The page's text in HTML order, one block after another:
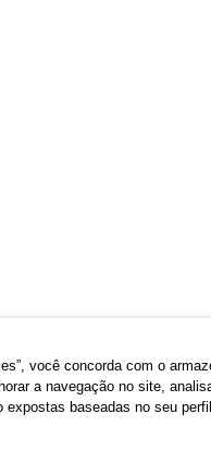
você concorda com o
a navegação no site,
expostas baseadas no seu